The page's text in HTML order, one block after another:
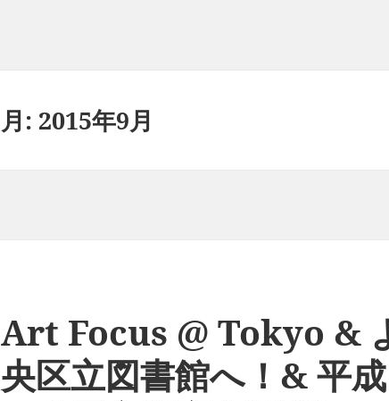
月: 2015年9月
Art Focus @ Tokyo &
央区立図書館へ！& 平